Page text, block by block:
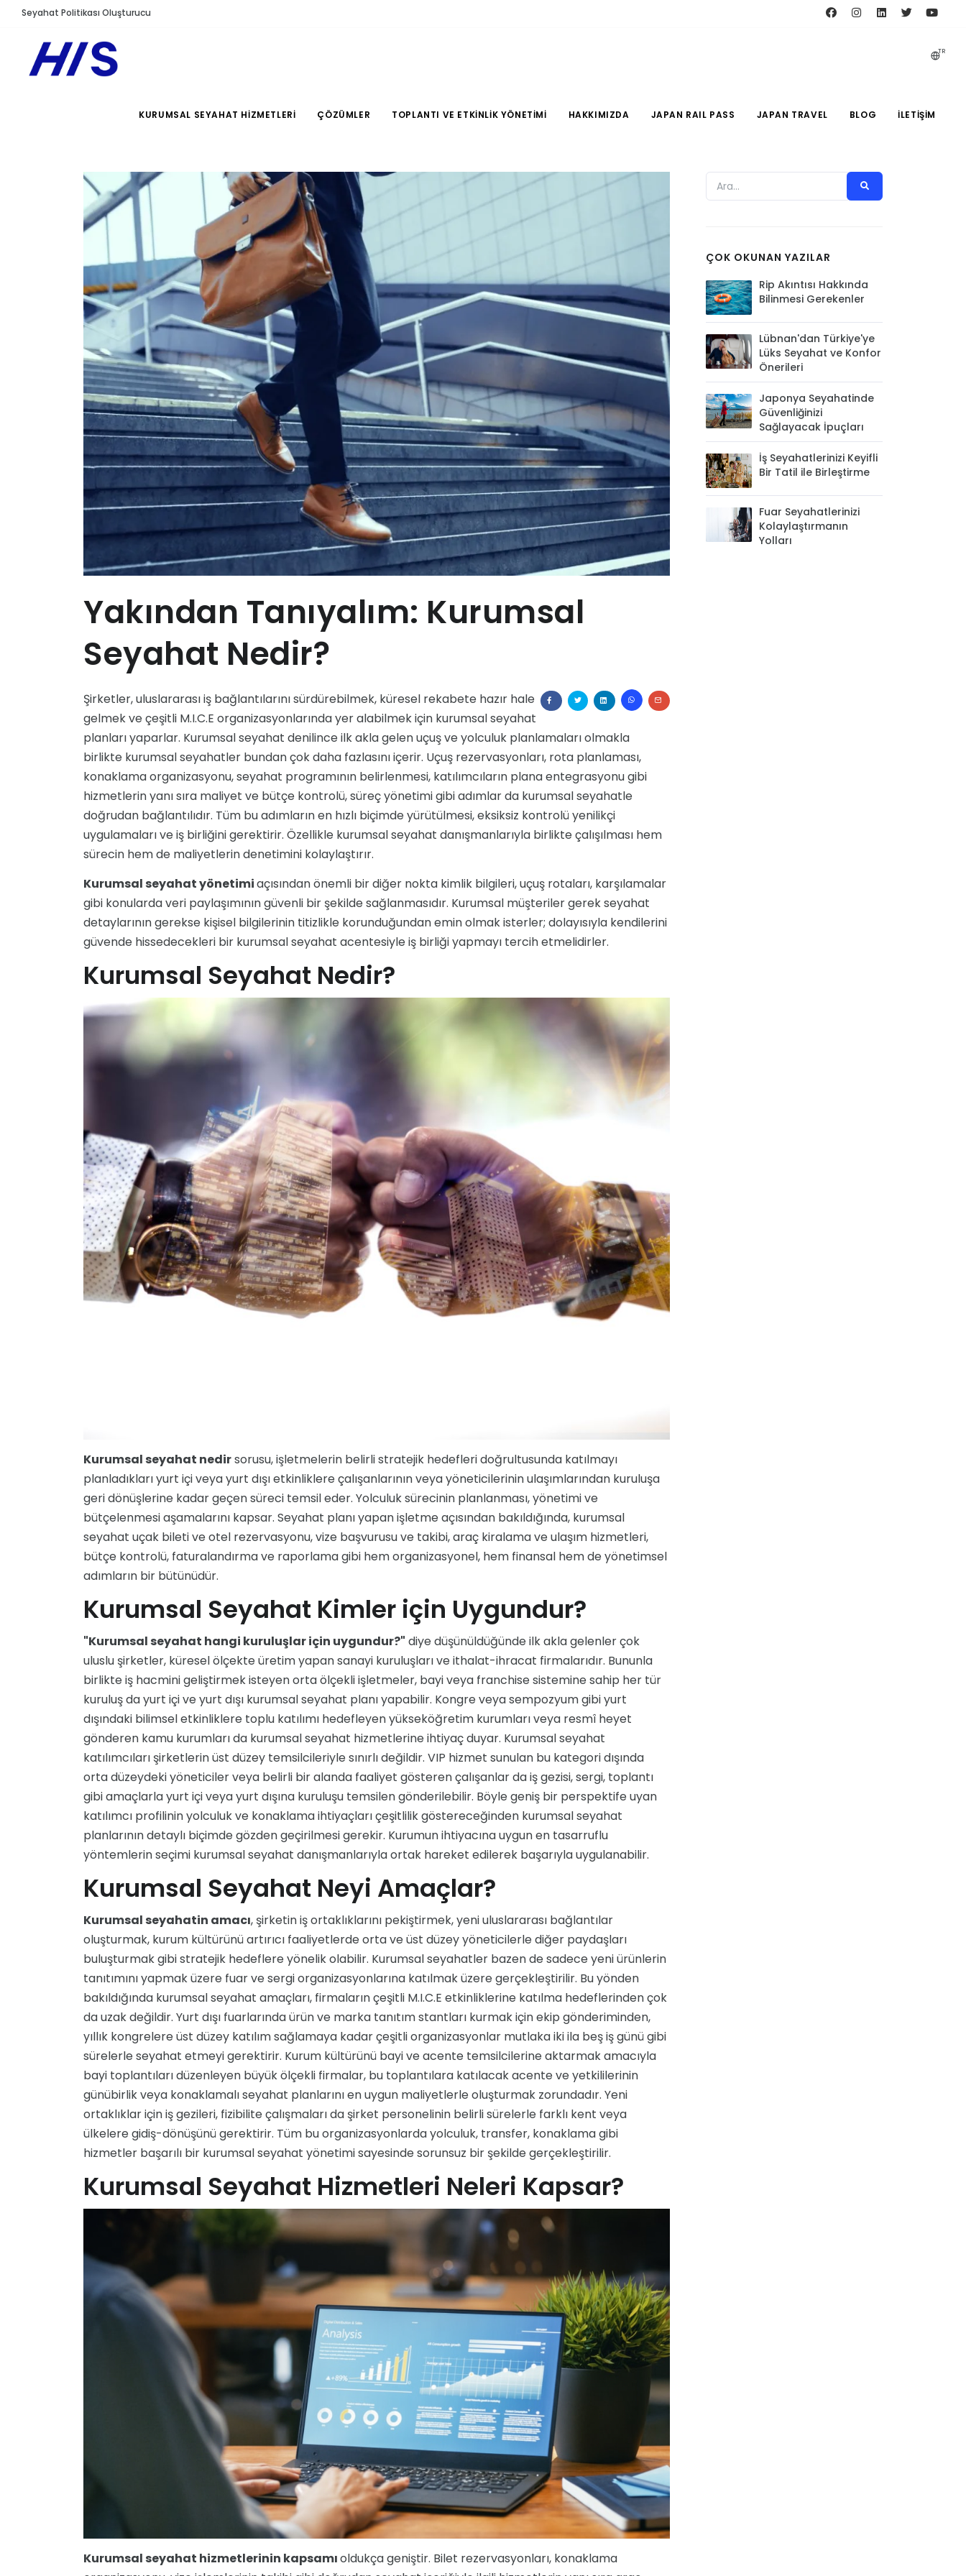
Seyahat Politikası Oluşturucu
TR
KURUMSAL SEYAHAT HIZMETLERI ÇÖZÜMLER TOPLANTI VE ETKINLIK YÖNETIMI HAKKIMIZDA JAPAN RAIL PASS JAPAN TRAVEL BLOG İLETIŞIM
Yakından Tanıyalım: Kurumsal
Seyahat Nedir?
Şirketler, uluslararası iş bağlantılarını sürdürebilmek, küresel rekabete hazır hale
gelmek ve çeşitli M.I.C.E organizasyonlarında yer alabilmek için kurumsal seyahat
planları yaparlar. Kurumsal seyahat denilince ilk akla gelen uçuş ve yolculuk planlamaları olmakla
birlikte kurumsal seyahatler bundan çok daha fazlasını içerir. Uçuş rezervasyonları, rota planlaması,
konaklama organizasyonu, seyahat programının belirlenmesi, katılımcıların plana entegrasyonu gibi
hizmetlerin yanı sıra maliyet ve bütçe kontrolü, süreç yönetimi gibi adımlar da kurumsal seyahatle
doğrudan bağlantılıdır. Tüm bu adımların en hızlı biçimde yürütülmesi, eksiksiz kontrolü yenilikçi
uygulamaları ve iş birliğini gerektirir. Özellikle kurumsal seyahat danışmanlarıyla birlikte çalışılması hem
sürecin hem de maliyetlerin denetimini kolaylaştırır.
Kurumsal seyahat yönetimiaçısından önemli bir diğer nokta kimlik bilgileri, uçuş rotaları, karşılamalar
gibi konularda veri paylaşımının güvenli bir şekilde sağlanmasıdır. Kurumsal müşteriler gerek seyahat
detaylarının gerekse kişisel bilgilerinin titizlikle korunduğundan emin olmak isterler; dolayısıyla kendilerini
güvende hissedecekleri bir kurumsal seyahat acentesiyle iş birliği yapmayı tercih etmelidirler.
Kurumsal Seyahat Nedir?
Kurumsal seyahat nedirsorusu, işletmelerin belirli stratejik hedefleri doğrultusunda katılmayı
planladıkları yurt içi veya yurt dışı etkinliklere çalışanlarının veya yöneticilerinin ulaşımlarından kuruluşa
geri dönüşlerine kadar geçen süreci temsil eder. Yolculuk sürecinin planlanması, yönetimi ve
bütçelenmesi aşamalarını kapsar. Seyahat planı yapan işletme açısından bakıldığında, kurumsal
seyahat uçak bileti ve otel rezervasyonu, vize başvurusu ve takibi, araç kiralama ve ulaşım hizmetleri,
bütçe kontrolü, faturalandırma ve raporlama gibi hem organizasyonel, hem finansal hem de yönetimsel
adımların bir bütünüdür.
Kurumsal Seyahat Kimler için Uygundur?
"Kurumsal seyahat hangi kuruluşlar için uygundur?" diye düşünüldüğünde ilk akla gelenler çok
uluslu şirketler, küresel ölçekte üretim yapan sanayi kuruluşları ve ithalat-ihracat firmalarıdır. Bununla
birlikte iş hacmini geliştirmek isteyen orta ölçekli işletmeler, bayi veya franchise sistemine sahip her tür
kuruluş da yurt içi ve yurt dışı kurumsal seyahat planı yapabilir. Kongre veya sempozyum gibi yurt
dışındaki bilimsel etkinliklere toplu katılımı hedefleyen yükseköğretim kurumları veya resmî heyet
gönderen kamu kurumları da kurumsal seyahat hizmetlerine ihtiyaç duyar. Kurumsal seyahat
katılımcıları şirketlerin üst düzey temsilcileriyle sınırlı değildir. VIP hizmet sunulan bu kategori dışında
orta düzeydeki yöneticiler veya belirli bir alanda faaliyet gösteren çalışanlar da iş gezisi, sergi, toplantı
gibi amaçlarla yurt içi veya yurt dışına kuruluşu temsilen gönderilebilir. Böyle geniş bir perspektife uyan
katılımcı profilinin yolculuk ve konaklama ihtiyaçları çeşitlilik göstereceğinden kurumsal seyahat
planlarının detaylı biçimde gözden geçirilmesi gerekir. Kurumun ihtiyacına uygun en tasarruflu
yöntemlerin seçimi kurumsal seyahat danışmanlarıyla ortak hareket edilerek başarıyla uygulanabilir.
Kurumsal Seyahat Neyi Amaçlar?
Kurumsal seyahatin amacı, şirketin iş ortaklıklarını pekiştirmek, yeni uluslararası bağlantılar
oluşturmak, kurum kültürünü artırıcı faaliyetlerde orta ve üst düzey yöneticilerle diğer paydaşları
buluşturmak gibi stratejik hedeflere yönelik olabilir. Kurumsal seyahatler bazen de sadece yeni ürünlerin
tanıtımını yapmak üzere fuar ve sergi organizasyonlarına katılmak üzere gerçekleştirilir. Bu yönden
bakıldığında kurumsal seyahat amaçları, firmaların çeşitli M.I.C.E etkinliklerine katılma hedeflerinden çok
da uzak değildir. Yurt dışı fuarlarında ürün ve marka tanıtım stantları kurmak için ekip gönderiminden,
yıllık kongrelere üst düzey katılım sağlamaya kadar çeşitli organizasyonlar mutlaka iki ila beş iş günü gibi
sürelerle seyahat etmeyi gerektirir. Kurum kültürünü bayi ve acente temsilcilerine aktarmak amacıyla
bayi toplantıları düzenleyen büyük ölçekli firmalar, bu toplantılara katılacak acente ve yetkililerinin
günübirlik veya konaklamalı seyahat planlarını en uygun maliyetlerle oluşturmak zorundadır. Yeni
ortaklıklar için iş gezileri, fizibilite çalışmaları da şirket personelinin belirli sürelerle farklı kent veya
ülkelere gidiş-dönüşünü gerektirir. Tüm bu organizasyonlarda yolculuk, transfer, konaklama gibi
hizmetler başarılı bir kurumsal seyahat yönetimi sayesinde sorunsuz bir şekilde gerçekleştirilir.
Kurumsal Seyahat Hizmetleri Neleri Kapsar?
Kurumsal seyahat hizmetlerinin kapsamıoldukça geniştir. Bilet rezervasyonları, konaklama
ÇOK OKUNAN YAZILAR
Rip Akıntısı Hakkında
Bilinmesi Gerekenler
Lübnan'dan Türkiye'ye
Lüks Seyahat ve Konfor
Önerileri
Japonya Seyahatinde
Güvenliğinizi
Sağlayacak İpuçları
İş Seyahatlerinizi Keyifli
Bir Tatil ile Birleştirme
Fuar Seyahatlerinizi
Kolaylaştırmanın
Yolları